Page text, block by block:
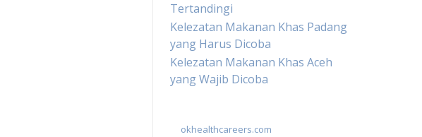
Tertandingi
Kelezatan Makanan Khas Padang
yang Harus Dicoba
Kelezatan Makanan Khas Aceh
yang Wajib Dicoba
okhealthcareers.com